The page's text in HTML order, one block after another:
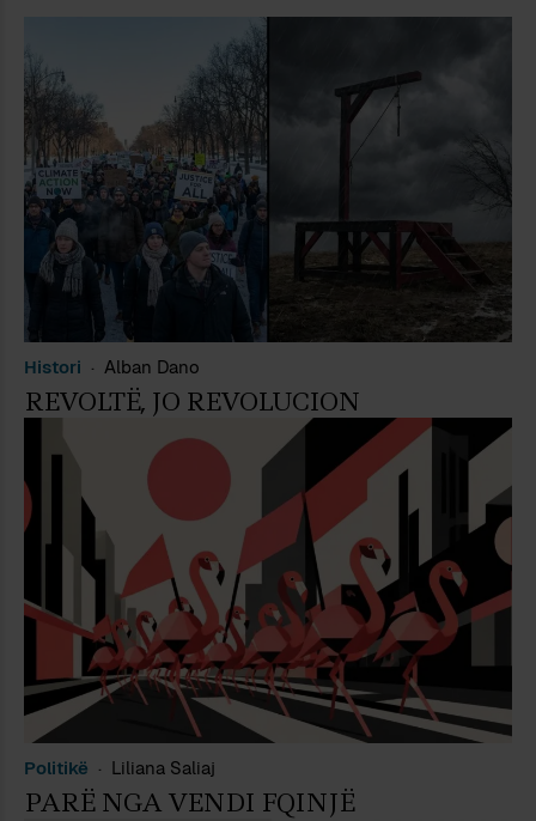
Histori Alban Dano
REVOLTË, JO REVOLUCION
Politikë Liliana Saliaj
PARË NGA VENDI FQINJË